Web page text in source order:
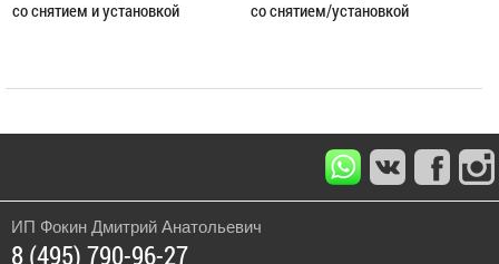
со снятием и установкой
со снятием/установкой
ИП Фокин Дмитрий Анатольевич
8 (495) 790-96-27